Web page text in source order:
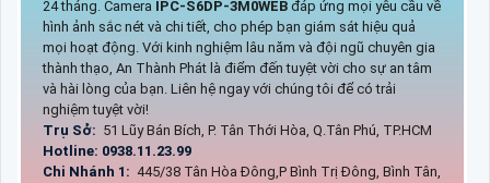
24 tháng. Camera IPC-S6DP-3M0WEB đáp ứng mọi yêu cầu về
hình ảnh sắc nét và chi tiết, cho phép bạn giám sát hiệu quả
mọi hoạt động. Với kinh nghiệm lâu năm và đội ngũ chuyên gia
thành thạo, An Thành Phát là điểm đến tuyệt vời cho sự an tâm
và hài lòng của bạn. Liên hệ ngay với chúng tôi để có trải
nghiệm tuyệt vời!
Trụ Sở: 51 Lũy Bán Bích, P. Tân Thới Hòa, Q.Tân Phú, TP.HCM
Hotline: 0938.11.23.99
Chi Nhánh 1: 445/38 Tân Hòa Đông,P Bình Trị Đông, Bình Tân,